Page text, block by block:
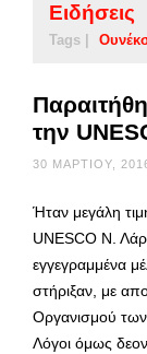
Ειδήσεις
Tags |
την
30 ΜΑΡΤΊΟΥ,
Ήταν μεγάλη
UNESCO Ν.
εγγεγραμμένα
στήριξαν, με
Οργανισμού
Λόγοι όμως